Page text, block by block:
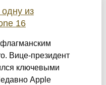
из
16
Вице-президент
ключевыми
Apple